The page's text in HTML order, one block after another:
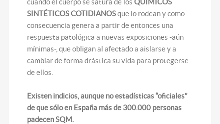
cuando el cuerpo se satura de losQUÍMICOS
SINTÉTICOS COTIDIANOSque lo rodean y como
consecuencia genera a partir de entonces una
respuesta patológica a nuevas exposiciones -aún
mínimas-, que obligan al afectado a aislarse y a
cambiar de forma drástica su vida para protegerse
de ellos.
Existen indicios, aunque no estadísticas “oficiales”
de que sólo en España más de 300.000 personas
padecen SQM.